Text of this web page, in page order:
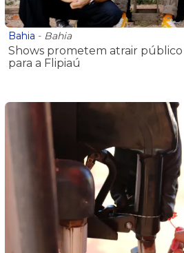
Bahia - Bahia
Shows prometem atrair público
para a Flipiaú